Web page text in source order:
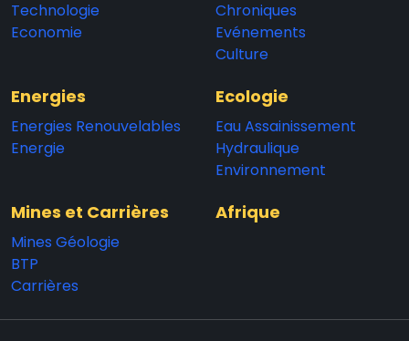
Technologie
Economie
Chroniques
Evénements
Culture
Energies
Energies Renouvelables
Energie
Ecologie
Eau Assainissement
Hydraulique
Environnement
Mines et Carrières
Mines Géologie
BTP
Carrières
Afrique